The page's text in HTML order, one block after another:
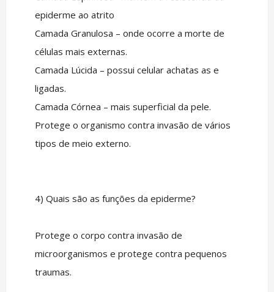
epiderme ao atrito
Camada Granulosa – onde ocorre a morte de
células mais externas.
Camada Lúcida – possui celular achatas as e
ligadas.
Camada Córnea – mais superficial da pele.
Protege o organismo contra invasão de vários
tipos de meio externo.
4) Quais são as funções da epiderme?
Protege o corpo contra invasão de
microorganismos e protege contra pequenos
traumas.